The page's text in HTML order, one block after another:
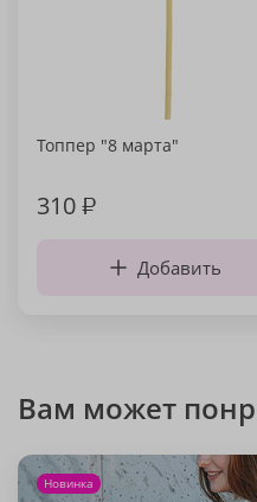
Топпер "8 марта"
310₽
Добавить
Вам может
Новинка